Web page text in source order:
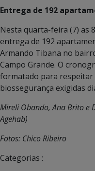
Entrega de 192
Nesta quarta-feira (7) as
entrega de 192
Armando Tibana no
Campo Grande. O
formatado para respeitar
biossegurança exigidas
Mireli Obando, Ana Brito e
Agehab)
Fotos: Chico Ribeiro
Categorias :